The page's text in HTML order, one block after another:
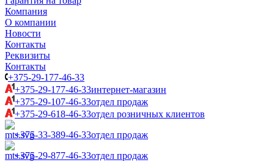
Компания
О компании
Новости
Контакты
Реквизиты
Контакты
+375-29-177-46-33
+375-29-177-46-33интернет-магазин
+375-29-107-46-33отдел продаж
+375-29-618-46-33отдел розничных клиентов
+375-33-389-46-33отдел продаж
+375-29-877-46-33отдел продаж